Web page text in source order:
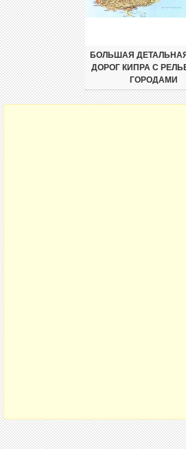
БОЛЬШАЯ
ДОРОГ КИПРА С
ГОРОДАМИ